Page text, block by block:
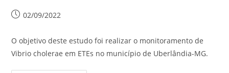
02/09/2022
O objetivo deste estudo foi realizar o monitoramento de
Vibrio cholerae em ETEs no município de Uberlândia-MG.